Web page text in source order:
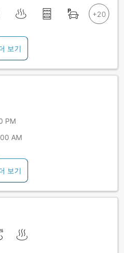
보기
PM
AM
보기